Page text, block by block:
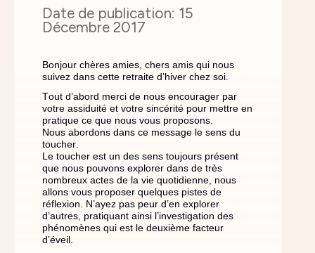
15
Décembre 2017
Bonjour chères amies, chers amis qui nous
suivez dans cette retraite d’hiver chez soi.
Tout d’abord merci de nous encourager par
votre assiduité et votre sincérité pour mettre en
pratique ce que nous vous proposons.
Nous abordons dans ce message le sens du
toucher.
Le toucher est un des sens toujours présent
que nous pouvons explorer dans de très
nombreux actes de la vie quotidienne, nous
allons vous proposer quelques pistes de
réflexion. N’ayez pas peur d’en explorer
d’autres, pratiquant ainsi l’investigation des
phénomènes qui est le deuxième facteur
d’éveil.